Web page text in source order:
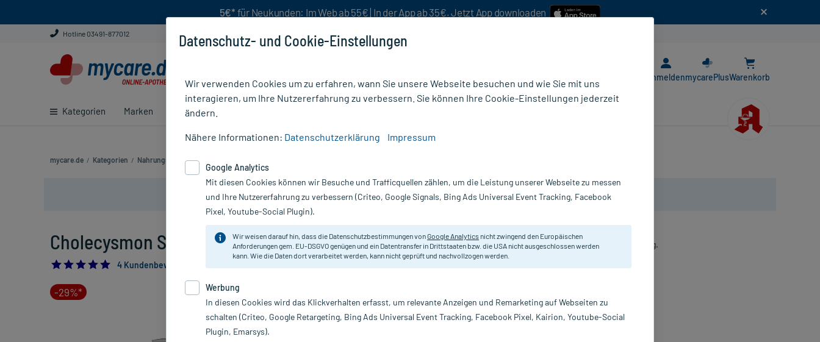
5€* für Neukunden: Im Web ab 55€ | In der App ab 35€. Jetzt App downloaden
Hotline 03491-877012
Kategorien Marken Ratgeber
AnmeldenmycarePlusWarenkorb
mycare.de / Kategorien / Nahrungsergänzung
Nur für kurze Zeit:Gratis-Versand* ab 19€ Mindestbestellwert!
Cholecysmon Silberperlen, 100 St
5.0
4 Kundenbewertungen*
-29%*
Nahrungsergänzungsmittel zur Unterstützung der Fettverdauung.
Darreichung:
Dragees
Hersteller:
Esteve Pharmaceuticals GmbH
Datenschutz- und Cookie-Einstellungen
Wir verwenden Cookies um zu erfahren, wann Sie unsere Webseite besuchen und wie Sie mit uns
interagieren, um Ihre Nutzererfahrung zu verbessern. Sie können Ihre Cookie-Einstellungen jederzeit
ändern.
Nähere Informationen: Datenschutzerklärung Impressum
Google Analytics
Mit diesen Cookies können wir Besuche und Trafficquellen zählen, um die Leistung unserer Webseite zu messen
und Ihre Nutzererfahrung zu verbessern (Criteo, Google Signals, Bing Ads Universal Event Tracking, Facebook
Pixel, Youtube-Social Plugin).
Wir weisen darauf hin, dass die Datenschutzbestimmungen vonGoogle Analytics nicht zwingend den Europäischen
Anforderungen gem. EU-DSGVO genügen und ein Datentransfer in Drittstaaten bzw. die USA nicht ausgeschlossen werden
kann. Wie die Daten dort verarbeitet werden, kann nicht geprüft und nachvollzogen werden.
Werbung
In diesen Cookies wird das Klickverhalten erfasst, um relevante Anzeigen und Remarketing auf Webseiten zu
schalten (Criteo, Google Retargeting, Bing Ads Universal Event Tracking, Facebook Pixel, Kairion, Youtube-Social
Plugin, Emarsys).